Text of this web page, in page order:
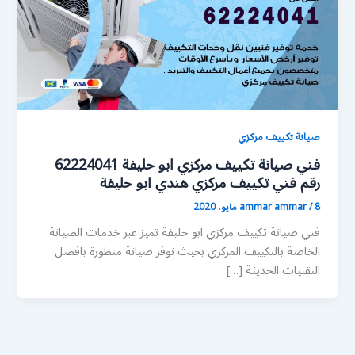
صيانة تكييف مركزي
فني صيانة تكييف مركزي ابو حليفة 62224041
رقم فني تكييف مركزي هندي ابو حليفة
ammar ammar/8 مايو، 2020
فني صيانة تكييف مركزي ابو حليفة تميز عبر خدمات الصيانة
الخاصة بالتكييف المركزي بحيث نوفر صيانة متطورة بافضل
التقنيات الحديثة […]